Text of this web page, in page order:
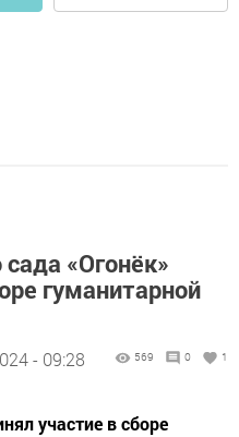
«Огонёк»
гуманитарной
- 09:28 569 0 1
участие в сборе